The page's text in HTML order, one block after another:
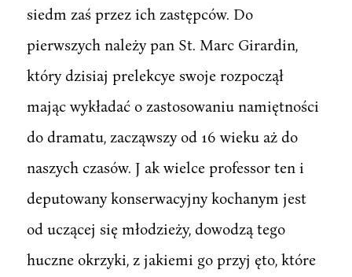
siedm zaś przez ich zastępców. Do
pierwszych należy pan St. Marc Girardin,
który dzisiaj prelekcye swoje rozpoczął
mając wykładać o zastosowaniu namiętności
do dramatu, zacząwszy od 16 wieku aż do
naszych czasów. J ak wielce professor ten i
deputowany konserwacyjny kochanym jest
od uczącej się młodzieży, dowodzą tego
huczne okrzyki, z jakiemi go przyj ęto, które